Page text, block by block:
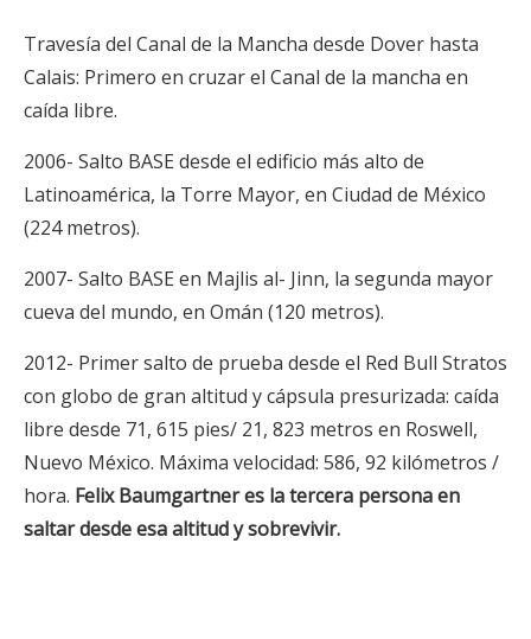
Travesía del Canal de la Mancha desde Dover hasta
Calais: Primero en cruzar el Canal de la mancha en
caída libre.
2006- Salto BASE desde el edificio más alto de
Latinoamérica, la Torre Mayor, en Ciudad de México
(224 metros).
2007- Salto BASE en Majlis al- Jinn, la segunda mayor
cueva del mundo, en Omán (120 metros).
2012- Primer salto de prueba desde el Red Bull Stratos
con globo de gran altitud y cápsula presurizada: caída
libre desde 71, 615 pies/ 21, 823 metros en Roswell,
Nuevo México. Máxima velocidad: 586, 92 kilómetros /
hora. Felix Baumgartner es la tercera persona en
saltar desde esa altitud y sobrevivir.